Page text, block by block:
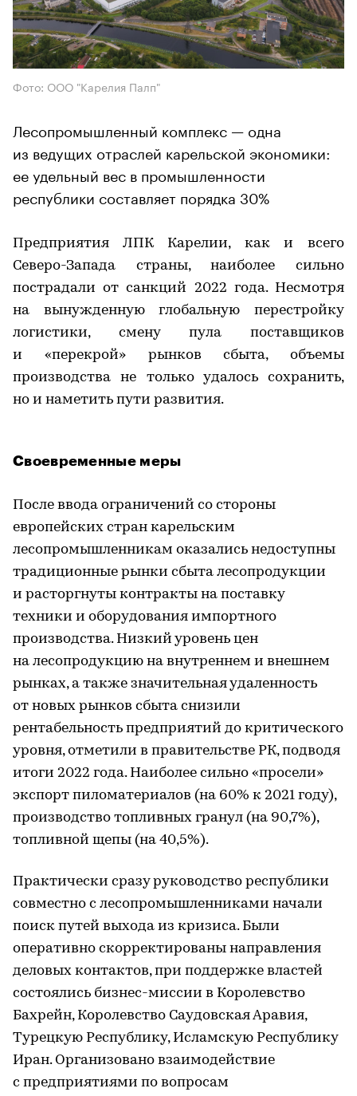
Фото: ООО "Карелия Палп"
Лесопромышленный комплекс — одна
из ведущих отраслей карельской экономики:
ее удельный вес в промышленности
республики составляет порядка 30%
Предприятия ЛПК Карелии, как и всего
Северо-Запада страны, наиболее сильно
пострадали от санкций 2022 года. Несмотря
на вынужденную глобальную перестройку
логистики, смену пула поставщиков
и «перекрой» рынков сбыта, объемы
производства не только удалось сохранить,
но и наметить пути развития.
Своевременные меры
После ввода ограничений со стороны
европейских стран карельским
лесопромышленникам оказались недоступны
традиционные рынки сбыта лесопродукции
и расторгнуты контракты на поставку
техники и оборудования импортного
производства. Низкий уровень цен
на лесопродукцию на внутреннем и внешнем
рынках, а также значительная удаленность
от новых рынков сбыта снизили
рентабельность предприятий до критического
уровня, отметили в правительстве РК, подводя
итоги 2022 года. Наиболее сильно «просели»
экспорт пиломатериалов (на 60% к 2021 году),
производство топливных гранул (на 90,7%),
топливной щепы (на 40,5%).
Практически сразу руководство республики
совместно с лесопромышленниками начали
поиск путей выхода из кризиса. Были
оперативно скорректированы направления
деловых контактов, при поддержке властей
состоялись бизнес-миссии в Королевство
Бахрейн, Королевство Саудовская Аравия,
Турецкую Республику, Исламскую Республику
Иран. Организовано взаимодействие
с предприятиями по вопросам